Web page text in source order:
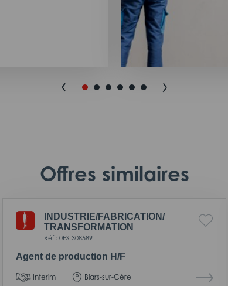
Offres similaires
INDUSTRIE/FABRICATION/
TRANSFORMATION
Réf : 0ES-308589
Agent de production H/F
Interim Biars-sur-Cère